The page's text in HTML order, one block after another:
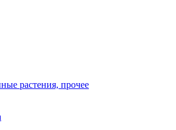
растения, прочее